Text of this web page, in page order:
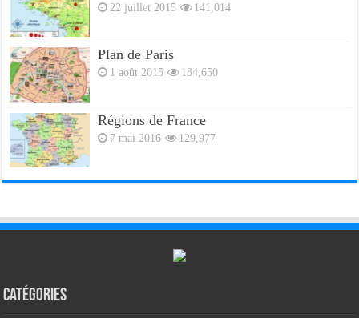
22 juillet 2015 141,014
Plan de Paris
1 août 2015 134,650
Régions de France
7 mai 2016 129,977
Catégories